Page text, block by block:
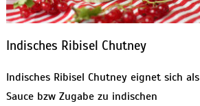
Indisches Ribisel Chutney
Indisches Ribisel Chutney eignet sich als
Sauce bzw Zugabe zu indischen